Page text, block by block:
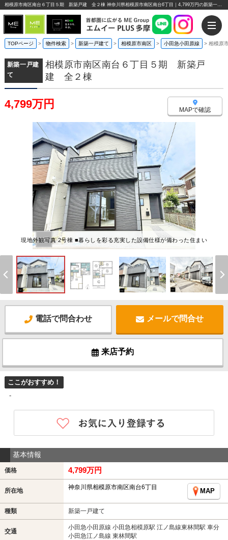
相模原市南区南台６丁目５期 新築戸建 全２棟 神奈川県相模原市南区南台6丁目｜4,799万円の新築一戸建て｜エムイーPLUS多摩
TOPページ > 物件検索 > 新築一戸建て > 相模原市南区 > 小田急小田原線 > 相模原
新築一戸建
て
相模原市南区南台６丁目５期 新築戸
建 全２棟
4,799万円 MAPで確認
現地外観写真 2号棟 ■暮らしを彩る充実した設備仕様が備わった住まい
電話で問合わせ メールで問合せ
来店予約
ここがおすすめ！
-
基本情報
価格 4,799万円
所在地 神奈川県相模原市南区南台6丁目
MAP
種類 新築一戸建て
交通
小田急小田原線 小田急相模原駅 江ノ島線東林間駅 車分
小田急江ノ島線 東林間駅